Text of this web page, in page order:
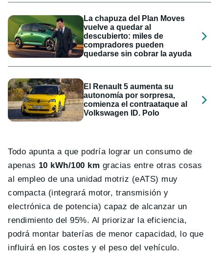
La chapuza del Plan Moves
vuelve a quedar al
descubierto: miles de
compradores pueden
quedarse sin cobrar la ayuda
El Renault 5 aumenta su
autonomía por sorpresa,
comienza el contraataque al
Volkswagen ID. Polo
Todo apunta a que podría lograr un consumo de
apenas 10 kWh/100 km gracias entre otras cosas
al empleo de una unidad motriz (eATS) muy
compacta (integrará motor, transmisión y
electrónica de potencia) capaz de alcanzar un
rendimiento del 95%. Al priorizar la eficiencia,
podrá montar baterías de menor capacidad, lo que
influirá en los costes y el peso del vehículo.